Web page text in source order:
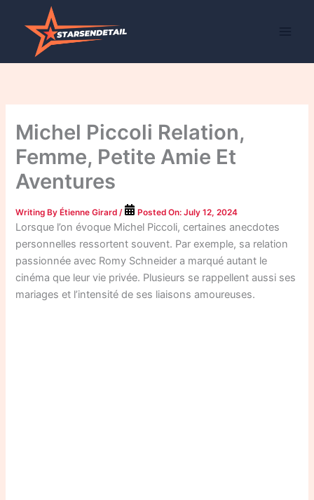
Michel Piccoli Relation,
Femme, Petite Amie Et
Aventures
Writing ByÉtienne Girard / Posted On:July 12, 2024
Lorsque l’on évoque Michel Piccoli, certaines anecdotes
personnelles ressortent souvent. Par exemple, sa relation
passionnée avec Romy Schneider a marqué autant le
cinéma que leur vie privée. Plusieurs se rappellent aussi ses
mariages et l’intensité de ses liaisons amoureuses.